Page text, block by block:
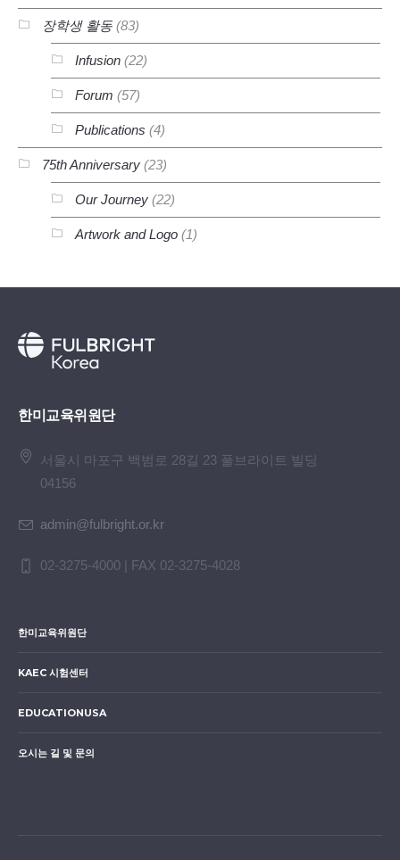
장학생 활동 (83)
Infusion (22)
Forum (57)
Publications (4)
75th Anniversary (23)
Our Journey (22)
Artwork and Logo (1)
한미교육위원단
서울시 마포구 백범로 28길 23 풀브라이트 빌딩
04156
admin@fulbright.or.kr
02-3275-4000 | FAX 02-3275-4028
한미교육위원단
KAEC 시험센터
EDUCATIONUSA
오시는 길 및 문의